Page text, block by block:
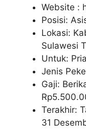
Website :
Posisi:
Lokasi:
Sulawesi
Untuk:
Jenis
Gaji:
Rp
Terakhir:
31